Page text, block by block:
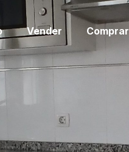
Vender Comprar